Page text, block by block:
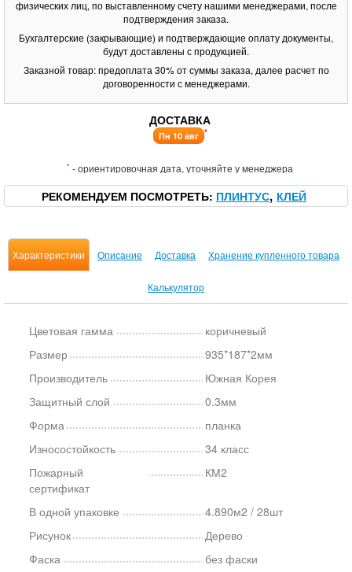
физических лиц, по выставленному счету нашими менеджерами, после
подтверждения заказа.
Бухгалтерские (закрывающие) и подтверждающие оплату документы,
будут доставлены с продукцией.
Заказной товар: предоплата 30% от суммы заказа, далее расчет по
договоренности с менеджерами.
ДОСТАВКА
Пн 10 авг *
* - ориентировочная дата, уточняйте у менеджера
РЕКОМЕНДУЕМ ПОСМОТРЕТЬ ПЛИНТУС КЛЕЙ
Характеристики Описание Доставка Хранение купленного товара
Калькулятор
Цветовая гамма
коричневый
Размер
935*187*2мм
Производитель
Южная Корея
Защитный слой
0.3мм
Форма
планка
Износостойкость
34 класс
Пожарный
сертификат
КМ2
В одной упаковке
4.890м2 / 28шт
Рисунок
Дерево
Фаска
без фаски